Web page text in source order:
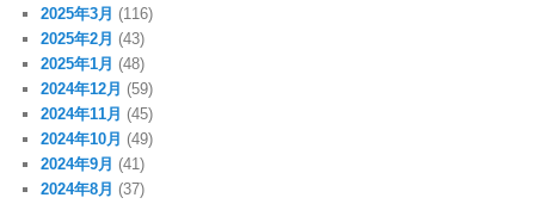
2025年3月 (116)
2025年2月 (43)
2025年1月 (48)
2024年12月 (59)
2024年11月 (45)
2024年10月 (49)
2024年9月 (41)
2024年8月 (37)